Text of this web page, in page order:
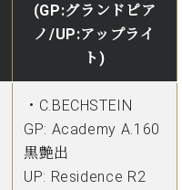
(GP:グランドピア
ノ/UP:アップライ
ト)
・C.BECHSTEIN
GP: Academy A.160
黒艶出
UP: Residence R2